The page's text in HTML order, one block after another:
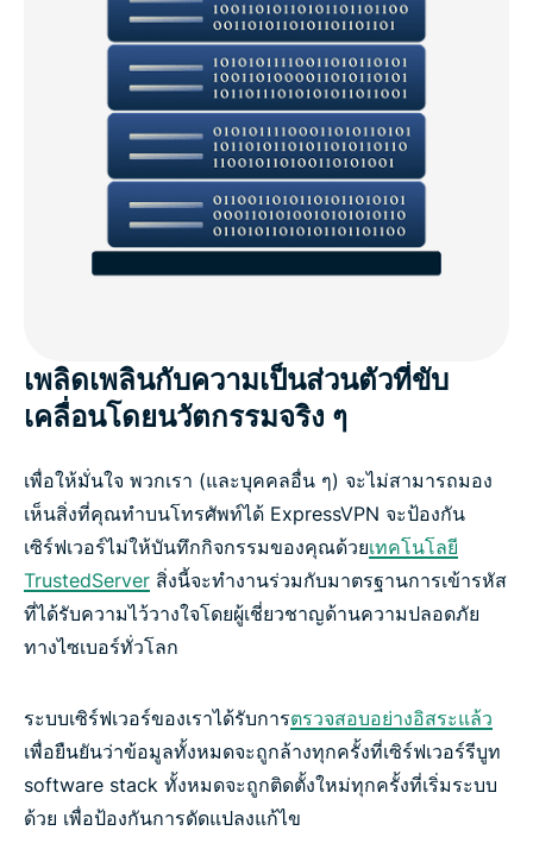
เพลิดเพลินกับความเป็นส่วนตัวที่ขับ
เคลื่อนโดยนวัตกรรมจริง ๆ
เพื่อให้มั่นใจ พวกเรา (และบุคคลอื่น ๆ) จะไม่สามารถมอง
เห็นสิ่งที่คุณทำบนโทรศัพท์ได้ ExpressVPN จะป้องกัน
เซิร์ฟเวอร์ไม่ให้บันทึกกิจกรรมของคุณด้วยเทคโนโลยี
TrustedServer สิ่งนี้จะทำงานร่วมกับมาตรฐานการเข้ารหัส
ที่ได้รับความไว้วางใจโดยผู้เชี่ยวชาญด้านความปลอดภัย
ทางไซเบอร์ทั่วโลก
ระบบเซิร์ฟเวอร์ของเราได้รับการตรวจสอบอย่างอิสระแล้ว
เพื่อยืนยันว่าข้อมูลทั้งหมดจะถูกล้างทุกครั้งที่เซิร์ฟเวอร์รีบูท
software stack ทั้งหมดจะถูกติดตั้งใหม่ทุกครั้งที่เริ่มระบบ
ด้วย เพื่อป้องกันการดัดแปลงแก้ไข